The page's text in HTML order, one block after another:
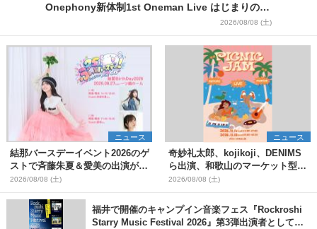
Onephony新体制1st Oneman Live はじまりの夏
2026/08/08 (土)
ニュース
結那バースデーイベント2026のゲ
ストで斉藤朱夏＆愛美の出演が決
定
2026/08/08 (土)
ニュース
奇妙礼太郎、kojikoji、DENIMS
ら出演、和歌山のマーケット型野
外イベント『PICNIC JAM
2026』早割チケット発売開始
2026/08/08 (土)
福井で開催のキャンプイン音楽フェス『Rockroshi
Starry Music Festival 2026』第3弾出演者として